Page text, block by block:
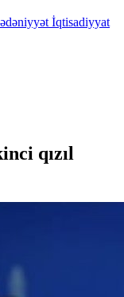
İqtisadiyyat
qızıl